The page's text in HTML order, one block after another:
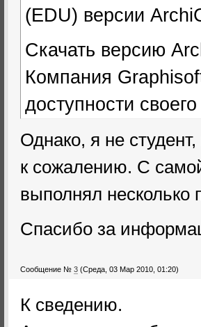
(EDU) версии
Скачать версию
Компания
доступности
свободно
версий ArchiCAD
При этом, если вы
получить
ArchiCAD,
ArchiCAD) и скачав
Однако, я не
к сожалению. С
выполнял несколько
Спасибо за
Сообщение № 3 (Среда, 03 Мар 2010, 01:20)
К сведению.